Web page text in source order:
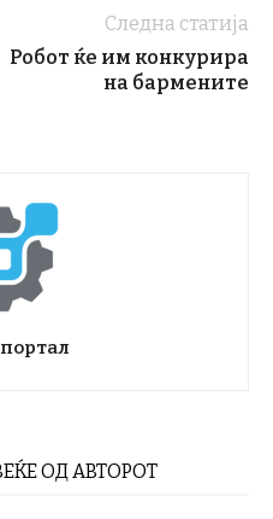
Следна статија
Робот ќе им конкурира
на бармените
ОД АВТОРОТ